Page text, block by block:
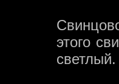
этого
светлый.